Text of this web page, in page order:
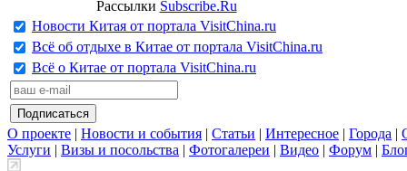
Рассылки Subscribe.Ru
Новости Китая от портала VisitChina.ru
Всё об отдыхе в Китае от портала VisitChina.ru
Всё о Китае от портала VisitChina.ru
О проекте | Новости и события | Статьи | Интересное | Города |
Услуги | Визы и посольства | Фотогалереи | Видео | Форум |